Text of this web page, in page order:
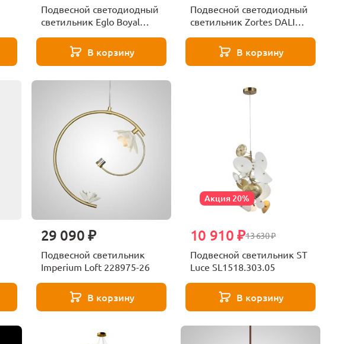
Подвесной светодиодный
светильник Eglo Boyal
В корзину
Подвесной светодиодный
светильник Zortes DALIN
В корзину
29 090 ₽
Подвесной светильник
Imperium Loft 228975-26
В корзину
Акция 20%
13 630 ₽
10 910 ₽
Подвесной светильник ST
Luce SL1518.303.05
В корзину